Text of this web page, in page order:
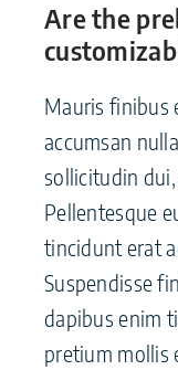
Are the
Mauris finibus
accumsan
sollicitudin
Pellentesque
tincidunt erat
Suspendisse
dapibus enim
pretium mollis